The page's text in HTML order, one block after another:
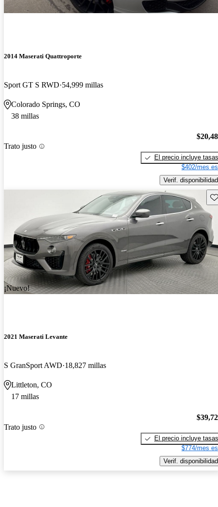
2014 Maserati Quattroporte
Sport GT S RWD 54,999 millas
Colorado Springs, CO
38 millas
Trato justo
El precio incluye tasas
$402/mes
Verif. disponibilidad
¡Nuevo!
2021 Maserati Levante
S GranSport AWD 18,827 millas
Littleton, CO
17 millas
Trato justo
El precio incluye tasas
$774/mes
Verif. disponibilidad